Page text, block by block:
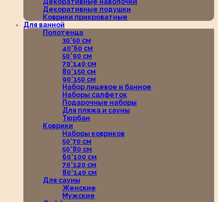
Декоративные подушки
Коврики прикроватные
Для ванной
Полотенца
30*50 см
40*60 см
50*90 см
70*140 см
80*150 см
90*150 см
Набор лицевое и банное
Наборы салфеток
Подарочные наборы
Для пляжа и сауны
Тюрбан
Коврики
Наборы ковриков
50*70 см
50*80 см
60*100 см
70*120 см
80*140 см
Для сауны
Женские
Мужские